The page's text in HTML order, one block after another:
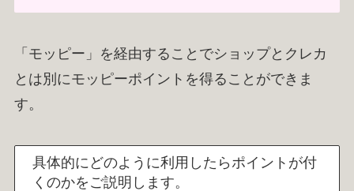
「モッピー」を経由することでショップとクレカ
とは別にモッピーポイントを得ることができま
す。
具体的にどのように利用したらポイントが付
くのかをご説明します。